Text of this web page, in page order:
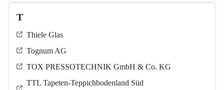
T
Thiele Glas
Tognum AG
TOX PRESSOTECHNIK GmbH & Co. KG
TTL Tapeten-Teppichbodenland Süd